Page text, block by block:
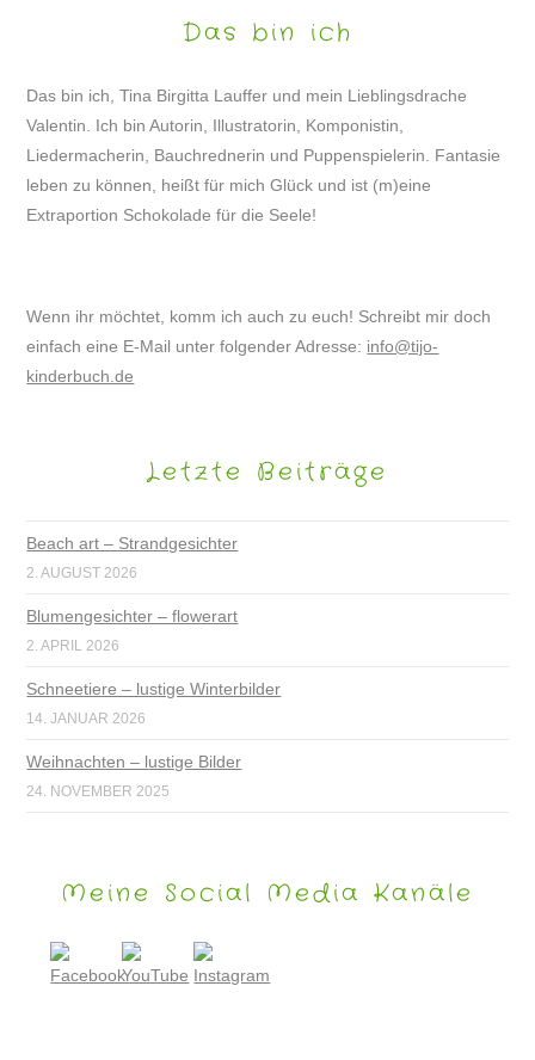
Das bin ich
Das bin ich, Tina Birgitta Lauffer und mein Lieblingsdrache
Valentin. Ich bin Autorin, Illustratorin, Komponistin,
Liedermacherin, Bauchrednerin und Puppenspielerin. Fantasie
leben zu können, heißt für mich Glück und ist (m)eine
Extraportion Schokolade für die Seele!
Wenn ihr möchtet, komm ich auch zu euch! Schreibt mir doch
einfach eine E-Mail unter folgender Adresse: info@tijo-
kinderbuch.de
Letzte Beiträge
Beach art – Strandgesichter
2. AUGUST 2026
Blumengesichter – flowerart
2. APRIL 2026
Schneetiere – lustige Winterbilder
14. JANUAR 2026
Weihnachten – lustige Bilder
24. NOVEMBER 2025
Meine Social Media Kanäle